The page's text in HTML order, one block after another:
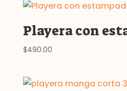
Playera con
$490.00